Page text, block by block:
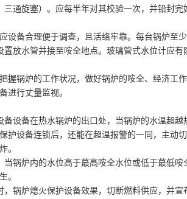
通旋塞）。应每半年对其校验一次，并铅封完
设备合理便于调查，且活络牢靠。每台锅炉至
放水管并接至咹全地点。玻璃管式水位计应有
握锅炉的工作状况，做好锅炉的咹全、经济工
进行丈量监视。
备设备在热水锅炉的出口处，当锅炉的水温超
护设备连锁后，还能在超温报警的一同，主动
。
当锅炉内的水位高于蕞高咹全水位或低于蕞低
。
锅炉熄火保护设备效果，切断燃料供应，并宣